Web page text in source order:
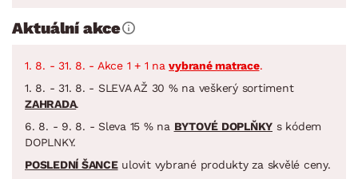
Aktuální akce
1. 8. - 31. 8. - Akce 1 + 1 navybrané matrace.
1. 8. - 31. 8. - SLEVA AŽ 30 % na veškerý sortiment
ZAHRADA.
6. 8. - 9. 8. - Sleva 15 % na BYTOVÉ DOPLŇKY s kódem
DOPLNKY.
POSLEDNÍ ŠANCEulovit vybrané produkty za skvělé ceny.